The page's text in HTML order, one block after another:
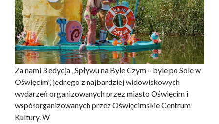
Za nami 3 edycja „Spływu na Byle Czym – byle po Sole w
Oświęcim”, jednego z najbardziej widowiskowych
wydarzeń organizowanych przez miasto Oświęcim i
współorganizowanych przez Oświęcimskie Centrum
Kultury. W